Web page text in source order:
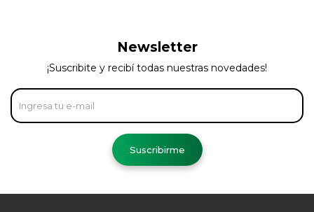
Newsletter
¡Suscribite y recibí todas nuestras novedades!
Suscribirme